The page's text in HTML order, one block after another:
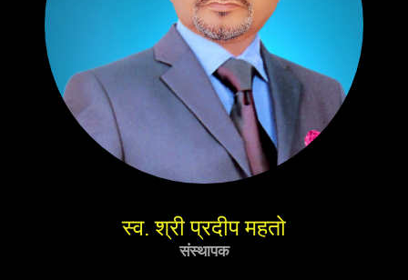
स्व. श्री प्रदीप महतो
संस्थापक